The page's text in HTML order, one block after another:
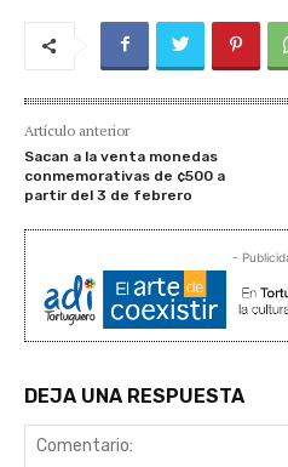
Artículo anterior
Sacan a la venta monedas
conmemorativas de ¢500 a
partir del 3 de febrero
-
DEJA UNA RESPUESTA